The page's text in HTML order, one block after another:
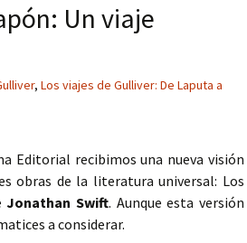
Un viaje
, Los viajes de Gulliver: De Laputa a
Editorial recibimos una nueva visión
obras de la literatura universal: Los
Jonathan Swift. Aunque esta versión
a considerar.